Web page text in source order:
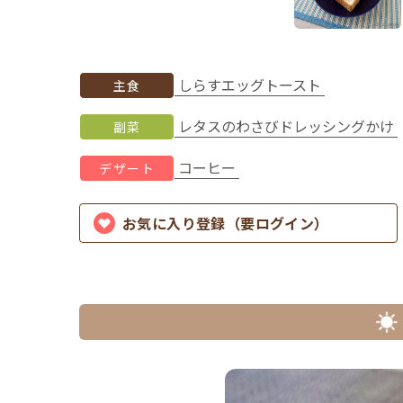
主食 しらすエッグトースト
副菜 レタスのわさびドレッシングかけ
デザート コーヒー
お気に入り登録（要ログイン）